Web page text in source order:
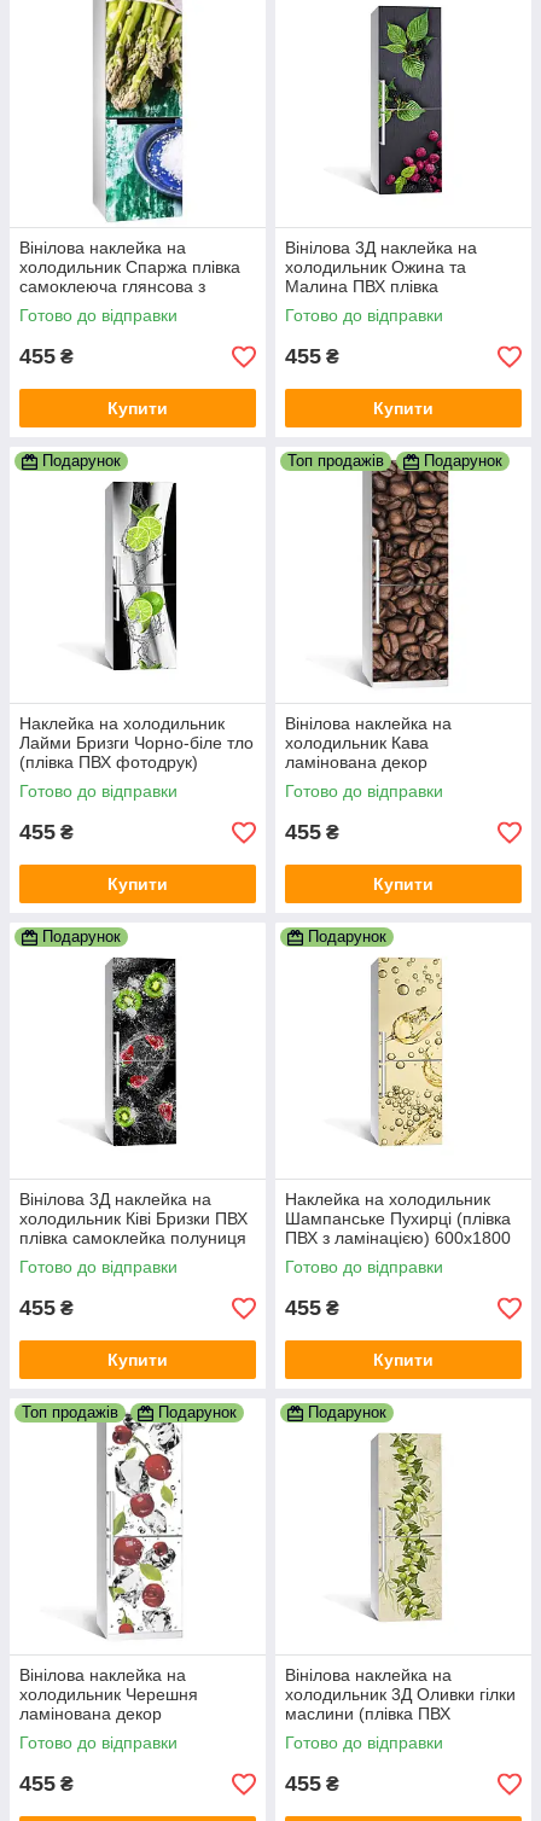
Вінілова наклейка на
холодильник Спаржа плівка
самоклеюча глянсова з
ламінацією 600х1800 мм
Готово до відправки
455 ₴
Купити
Вінілова 3Д наклейка на
холодильник Ожина та
Малина ПВХ плівка
самоклеюча лісові Ягоди
Чорний 600х1800 мм
Готово до відправки
455 ₴
Купити
Подарунок
Наклейка на холодильник
Лайми Бризги Чорно-біле тло
(плівка ПВХ фотодрук)
600х1800 мм Цитруси
Зелений
Готово до відправки
455 ₴
Купити
Топ продажів Подарунок
Вінілова наклейка на
холодильник Кава
ламінована декор
холодильників наклейки з
принтом 600х1800 мм
Готово до відправки
455 ₴
Купити
Подарунок
Вінілова 3Д наклейка на
холодильник Ківі Бризки ПВХ
плівка самоклейка полуниця
Ягоди вода Чорний 600х1800
мм
Готово до відправки
455 ₴
Купити
Подарунок
Наклейка на холодильник
Шампанське Пухирці (плівка
ПВХ з ламінацією) 600х1800
мм Напої Бежевий
Готово до відправки
455 ₴
Купити
Топ продажів Подарунок
Вінілова наклейка на
холодильник Черешня
ламінована декор
холодильників наклейки з
принтом 600х1800 мм
Готово до відправки
455 ₴
Подарунок
Вінілова наклейка на
холодильник 3Д Оливки гілки
маслини (плівка ПВХ
фотодрук) 600х1800 мм Їжа
Зелений
Готово до відправки
455 ₴